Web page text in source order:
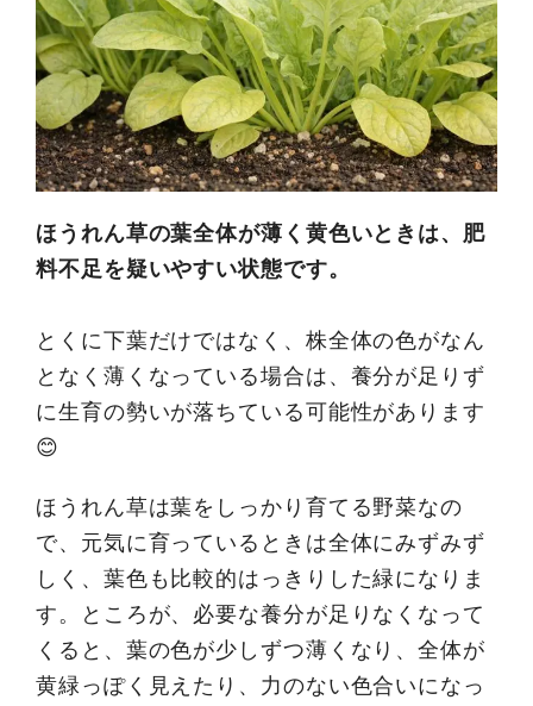
ほうれん草の葉全体が薄く黄色いときは、肥
料不足を疑いやすい状態です。
とくに下葉だけではなく、株全体の色がなん
となく薄くなっている場合は、養分が足りず
に生育の勢いが落ちている可能性があります
😊
ほうれん草は葉をしっかり育てる野菜なの
で、元気に育っているときは全体にみずみず
しく、葉色も比較的はっきりした緑になりま
す。ところが、必要な養分が足りなくなって
くると、葉の色が少しずつ薄くなり、全体が
黄緑っぽく見えたり、力のない色合いになっ